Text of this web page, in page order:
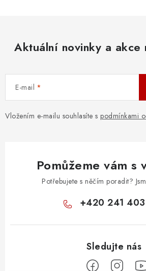
r
k
y
Aktuální novinky a akce
E-mail
Vložením e-mailu souhlasíte s podmínkami
Pomůžeme vám s
Potřebujete s něčím poradit?
+420 241